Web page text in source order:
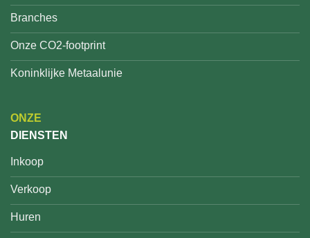
Branches
Onze CO2-footprint
Koninklijke Metaalunie
ONZE
DIENSTEN
Inkoop
Verkoop
Huren